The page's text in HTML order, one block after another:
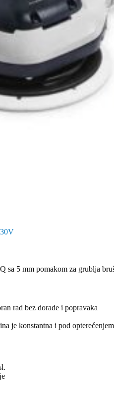
sa 5 mm pomakom za grublja
rad bez dorade i popravaka
je konstantna i pod opterećenjem